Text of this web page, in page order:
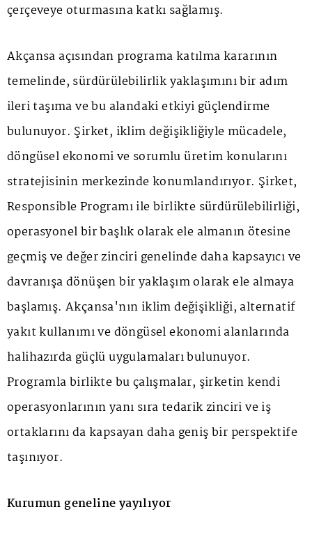
çerçeveye oturmasına katkı sağlamış.
Akçansa açısından programa katılma kararının
temelinde, sürdürülebilirlik yaklaşımını bir adım
ileri taşıma ve bu alandaki etkiyi güçlendirme
bulunuyor. Şirket, iklim değişikliğiyle mücadele,
döngüsel ekonomi ve sorumlu üretim konularını
stratejisinin merkezinde konumlandırıyor. Şirket,
Responsible Programı ile birlikte sürdürülebilirliği,
operasyonel bir başlık olarak ele almanın ötesine
geçmiş ve değer zinciri genelinde daha kapsayıcı ve
davranışa dönüşen bir yaklaşım olarak ele almaya
başlamış. Akçansa'nın iklim değişikliği, alternatif
yakıt kullanımı ve döngüsel ekonomi alanlarında
halihazırda güçlü uygulamaları bulunuyor.
Programla birlikte bu çalışmalar, şirketin kendi
operasyonlarının yanı sıra tedarik zinciri ve iş
ortaklarını da kapsayan daha geniş bir perspektife
taşınıyor.
Kurumun geneline yayılıyor